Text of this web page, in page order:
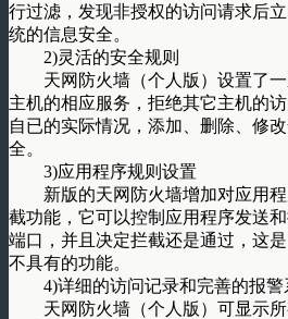
行过滤，发现非授权的访问请求后
统的信息安全。
2)灵活的安全规则
天网防火墙（个人版）设置了一
主机的相应服务，拒绝其它主机的
自已的实际情况，添加、删除、修
全。
3)应用程序规则设置
新版的天网防火墙增加对应用程
截功能，它可以控制应用程序发送
端口，并且决定拦截还是通过，这
不具有的功能。
4)详细的访问记录和完善的报警
天网防火墙（个人版）可显示所